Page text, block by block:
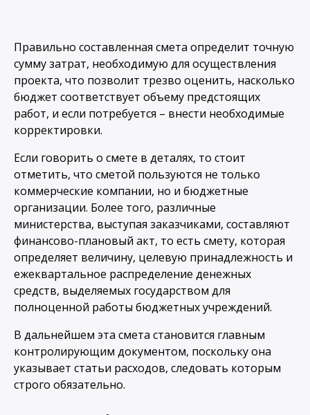
Правильно составленная смета определит точную
сумму затрат, необходимую для осуществления
проекта, что позволит трезво оценить, насколько
бюджет соответствует объему предстоящих
работ, и если потребуется – внести необходимые
корректировки.
Если говорить о смете в деталях, то стоит
отметить, что сметой пользуются не только
коммерческие компании, но и бюджетные
организации. Более того, различные
министерства, выступая заказчиками, составляют
финансово-плановый акт, то есть смету, которая
определяет величину, целевую принадлежность и
ежеквартальное распределение денежных
средств, выделяемых государством для
полноценной работы бюджетных учреждений.
В дальнейшем эта смета становится главным
контролирующим документом, поскольку она
указывает статьи расходов, следовать которым
строго обязательно.